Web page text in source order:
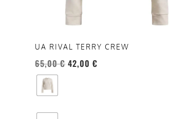
UA RIVAL TERRY CREW
65,00€ 42,00€
del
prodotto